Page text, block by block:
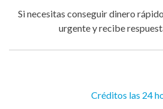
Si necesitas conseguir dinero
urgente y recibe
Créditos las 24